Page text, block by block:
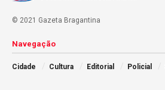
© 2021 Gazeta Bragantina
Navegação
Cidade Cultura Editorial Policial